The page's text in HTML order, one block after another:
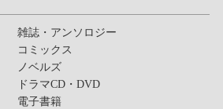
雑誌・アンソロジー
コミックス
ノベルズ
ドラマCD・DVD
電子書籍